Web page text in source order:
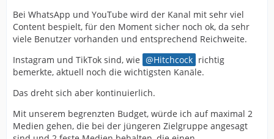
Bei WhatsApp und YouTube wird der Kanal mit sehr viel
Content bespielt, für den Moment sicher noch ok, da sehr
viele Benutzer vorhanden und entsprechend Reichweite.
Instagram und TikTok sind, wie
Hitchcock richtig
bemerkte, aktuell noch die wichtigsten Kanäle.
Das dreht sich aber kontinuierlich.
Mit unserem begrenzten Budget, würde ich auf maximal 2
Medien gehen, die bei der jüngeren Zielgruppe angesagt